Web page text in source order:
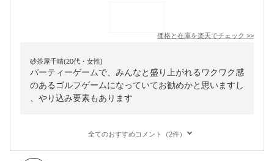
価格と在庫を楽天でチェック >>
砂茶屋千晴(20代・女性)
パーティーゲームで、みんなと盛り上がれるワクワク感
のあるゴルフゲームになっていてお勧めかと思いますし
、やり込み要素もあります
全てのおすすめコメント（2件）